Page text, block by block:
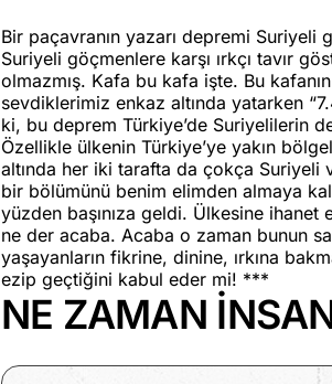
Bir paçavranın yazarı depremi Suriyeli
Suriyeli göçmenlere karşı ırkçı tavır
olmazmış. Kafa bu kafa işte. Bu
sevdiklerimiz enkaz altında yatarken
ki, bu deprem Türkiye’de Suriyelilerin
Özellikle ülkenin Türkiye’ye yakın
altında her iki tarafta da çokça Suriyeli
bir bölümünü benim elimden almaya
yüzden başınıza geldi. Ülkesine ihanet
ne der acaba. Acaba o zaman bunun
yaşayanların fikrine, dinine, ırkına
ezip geçtiğini kabul eder mi! ***
NE ZAMAN